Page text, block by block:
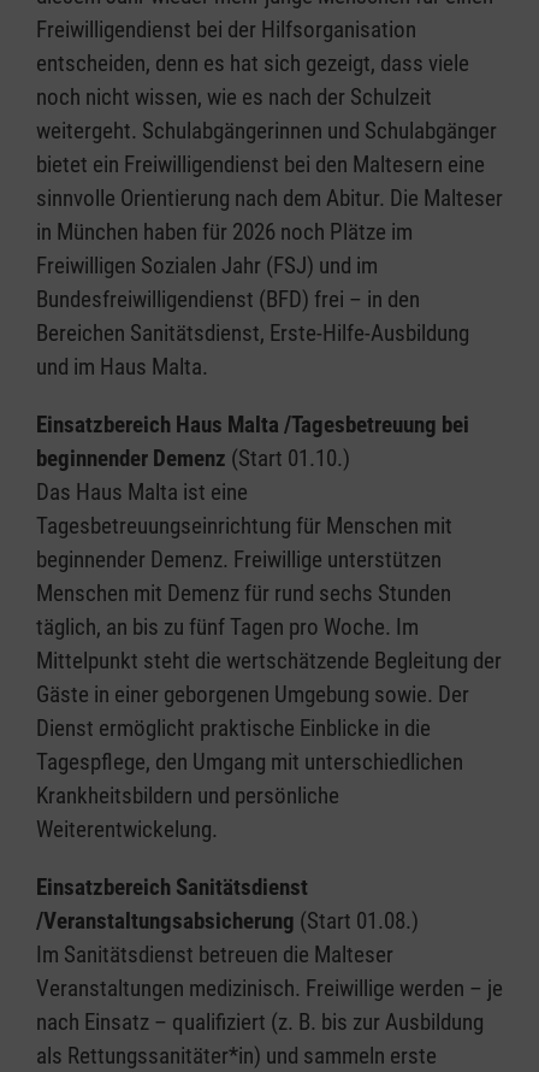
Freiwilligendienst bei der Hilfsorganisation
entscheiden, denn es hat sich gezeigt, dass viele
noch nicht wissen, wie es nach der Schulzeit
weitergeht. Schulabgängerinnen und Schulabgänger
bietet ein Freiwilligendienst bei den Maltesern eine
sinnvolle Orientierung nach dem Abitur. Die Malteser
in München haben für 2026 noch Plätze im
Freiwilligen Sozialen Jahr (FSJ) und im
Bundesfreiwilligendienst (BFD) frei – in den
Bereichen Sanitätsdienst, Erste-Hilfe-Ausbildung
und im Haus Malta.
Einsatzbereich Haus Malta /Tagesbetreuung bei
beginnender Demenz (Start 01.10.)
Das Haus Malta ist eine
Tagesbetreuungseinrichtung für Menschen mit
beginnender Demenz. Freiwillige unterstützen
Menschen mit Demenz für rund sechs Stunden
täglich, an bis zu fünf Tagen pro Woche. Im
Mittelpunkt steht die wertschätzende Begleitung der
Gäste in einer geborgenen Umgebung sowie. Der
Dienst ermöglicht praktische Einblicke in die
Tagespflege, den Umgang mit unterschiedlichen
Krankheitsbildern und persönliche
Weiterentwickelung.
Einsatzbereich Sanitätsdienst
/Veranstaltungsabsicherung (Start 01.08.)
Im Sanitätsdienst betreuen die Malteser
Veranstaltungen medizinisch. Freiwillige werden – je
nach Einsatz – qualifiziert (z. B. bis zur Ausbildung
als Rettungssanitäter*in) und sammeln erste